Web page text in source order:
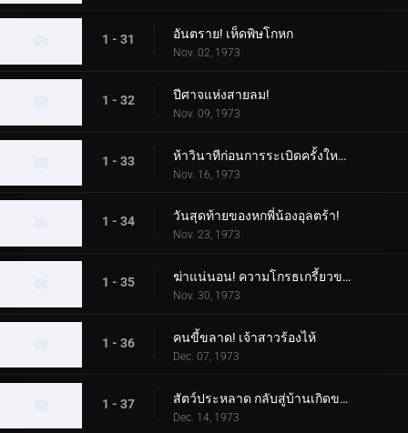
1 - 31 อันตราย! เห็ดพิษโกหก
Nov. 02, 1973
1 - 32 ปีศาจแห่งสายลม!
Nov. 09, 1973
1 - 33 ห้าวินาทีก่อนการระเบิดครั้งใหญ่ของดินแดนอุลตร้า!
Nov. 16, 1973
1 - 34 วันสุดท้ายของหกพี่น้องอุลตร้า!
Nov. 23, 1973
1 - 35 ฆ่าแน่นอน! ความโกรธเกรี้ยวของทาโร่!
Nov. 30, 1973
1 - 36 คนขี้ขลาด! เจ้าสาวร้องไห้
Dec. 07, 1973
1 - 37 สัตว์ประหลาด กลับสู่บ้านเกิดของคุณ!
Dec. 14, 1973